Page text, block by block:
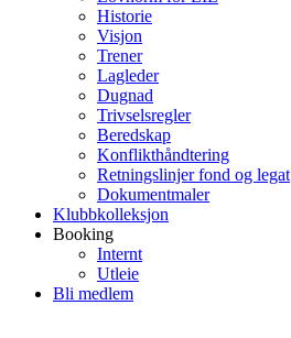
Historie
Visjon
Trener
Lagleder
Dugnad
Trivselsregler
Beredskap
Konflikthåndtering
Retningslinjer fond og legat
Dokumentmaler
Klubbkolleksjon
Booking
Internt
Utleie
Bli medlem